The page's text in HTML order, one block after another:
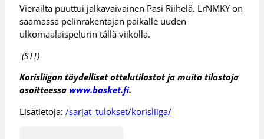
Vierailta puuttui jalkavaivainen Pasi Riihelä. LrNMKY on
saamassa pelinrakentajan paikalle uuden
ulkomaalaispelurin tällä viikolla.
(STT)
Korisliigan täydelliset ottelutilastot ja muita tilastoja
osoitteessa www.basket.fi.
Lisätietoja:/sarjat_tulokset/korisliiga/